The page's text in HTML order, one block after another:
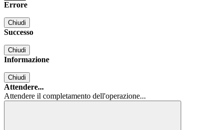
Errore
Chiudi
Successo
Chiudi
Informazione
Chiudi
Attendere...
Attendere il completamento dell'operazione...